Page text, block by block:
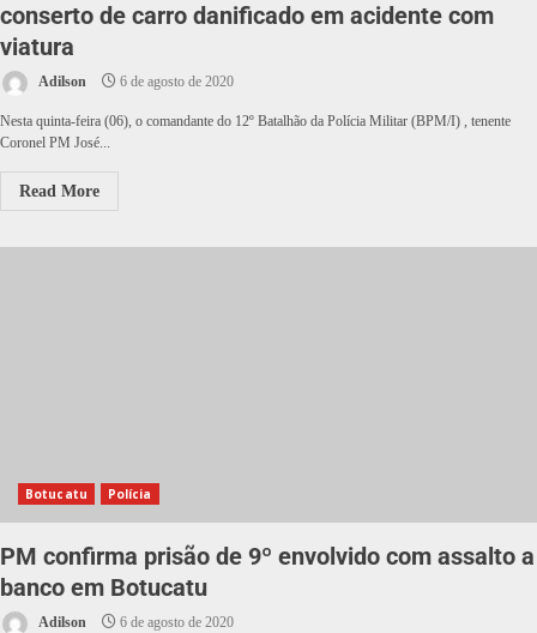
conserto de carro danificado em acidente com
viatura
Adilson 6 de agosto de 2020
Nesta quinta-feira (06), o comandante do 12º Batalhão da Polícia Militar (BPM/I) , tenente
Coronel PM José...
Read More
Botucatu Polícia
PM confirma prisão de 9º envolvido com assalto a
banco em Botucatu
Adilson 6 de agosto de 2020